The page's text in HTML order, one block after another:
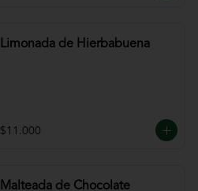
Limonada de Hierbabuena
$11.000
Malteada de Chocolate